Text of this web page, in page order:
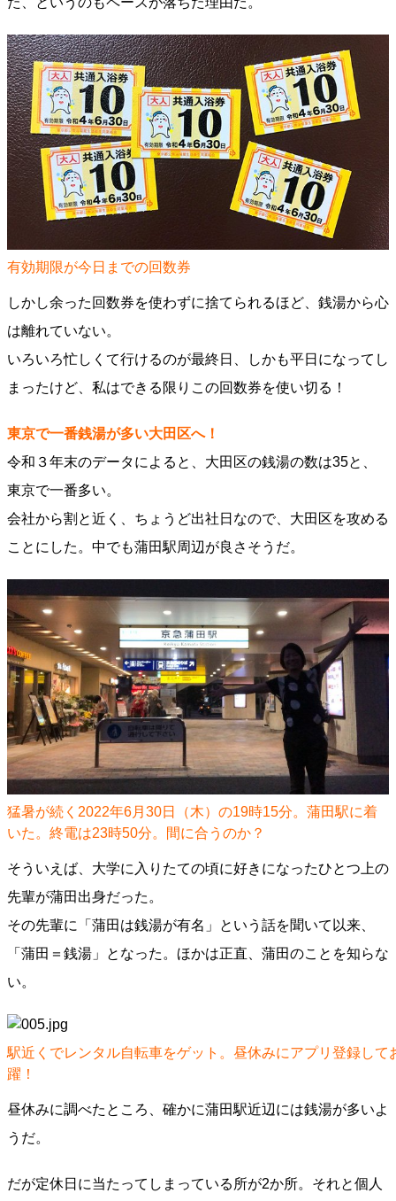
有効期限が今日までの回数券
しかし余った回数券を使わずに捨てられるほど、銭湯から心
は離れていない。
いろいろ忙しくて行けるのが最終日、しかも平日になってし
まったけど、私はできる限りこの回数券を使い切る！
東京で一番銭湯が多い大田区へ！
令和３年末のデータによると、大田区の銭湯の数は35と、
東京で一番多い。
会社から割と近く、ちょうど出社日なので、大田区を攻める
ことにした。中でも蒲田駅周辺が良さそうだ。
猛暑が続く2022年6月30日（木）の19時15分。蒲田駅に着
いた。終電は23時50分。間に合うのか？
そういえば、大学に入りたての頃に好きになったひとつ上の
先輩が蒲田出身だった。
その先輩に「蒲田は銭湯が有名」という話を聞いて以来、
「蒲田＝銭湯」となった。ほかは正直、蒲田のことを知らな
い。
駅近くでレンタル自転車をゲット。昼休みにアプリ登録して
躍！
昼休みに調べたところ、確かに蒲田駅近辺には銭湯が多いよ
うだ。
だが定休日に当たってしまっている所が2か所。それと個人